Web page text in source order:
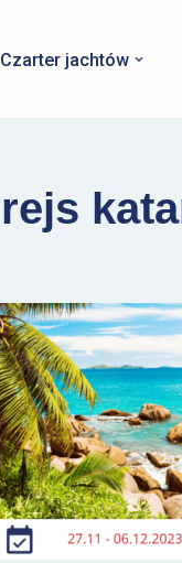
Czarter jachtów
rejs